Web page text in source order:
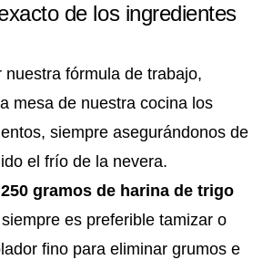
de los ingredientes
nuestra fórmula de trabajo,
mesa de nuestra cocina los
siempre asegurándonos de
el frío de la nevera.
250 gramos de harina de trigo
es preferible tamizar o
fino para eliminar grumos e